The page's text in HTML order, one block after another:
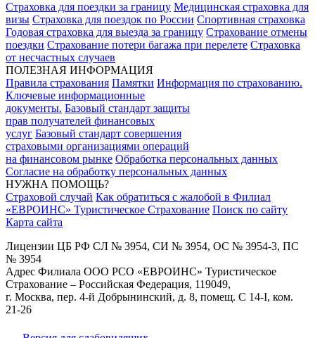
Страховка для поездки за границу Медицинская страховка для
визы Страховка для поездок по России Спортивная страховка
Годовая страховка для выезда за границу Страхование отмены
поездки Страхование потери багажа при перелете Страховка
от несчастных случаев
ПОЛЕЗНАЯ ИНФОРМАЦИЯ
Правила страхования Памятки Информация по страхованию.
Ключевые информационные
документы. Базовый стандарт защиты
прав получателей финансовых
услуг Базовый стандарт совершения
страховыми организациями операций
на финансовом рынке Обработка персональных данных
Согласие на обработку персональных данных
НУЖНА ПОМОЩЬ?
Страховой случай Как обратиться с жалобой в Филиал
«ЕВРОИНС» Туристическое Страхование Поиск по сайту
Карта сайта
Лицензии ЦБ РФ СЛ № 3954, СИ № 3954, ОС № 3954-3, ПС
№ 3954
Адрес Филиала ООО РСО «ЕВРОИНС» Туристическое
Страхование – Российская Федерация, 119049,
г. Москва, пер. 4-й Добрынинский, д. 8, помещ. С 14-I, ком.
21-26